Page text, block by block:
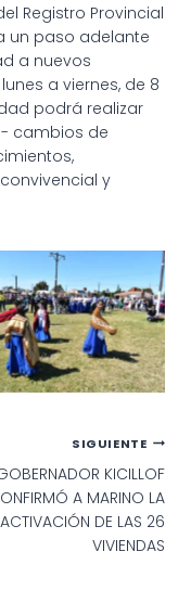
Registro Provincial
un paso adelante
a nuevos
a viernes, de 8
podrá realizar
cambios de
y
SAN BLAS CELEBRÓ
203º ANIVERSARIO
SIGUIENTE
KICILLOF
A MARINO LA
DE LAS 26
VIVIENDAS